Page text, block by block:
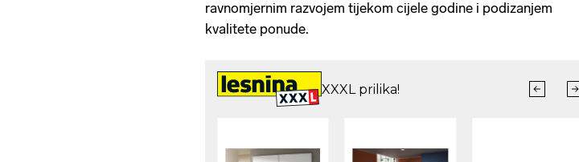
ravnomjernim razvojem tijekom cijele godine i podizanjem
kvalitete ponude.